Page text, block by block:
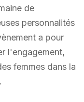
de
personnalités
a pour
l'engagement,
femmes dans la